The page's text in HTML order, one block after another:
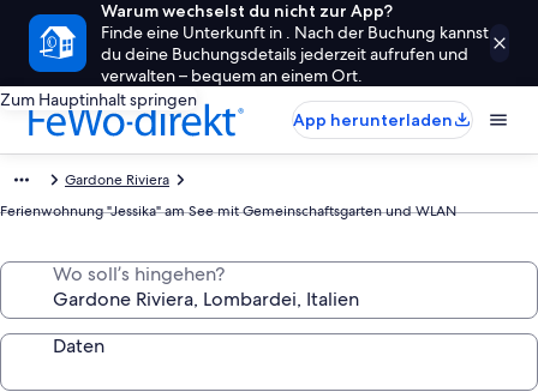
Warum wechselst du nicht zur App?
Finde eine Unterkunft in . Nach der Buchung kannst
du deine Buchungsdetails jederzeit aufrufen und
verwalten – bequem an einem Ort.
Zum Hauptinhalt springen
App herunterladen
Gardone Riviera
Ferienwohnung "Jessika" am See mit Gemeinschaftsgarten und WLAN
Wo soll’s hingehen?
Daten